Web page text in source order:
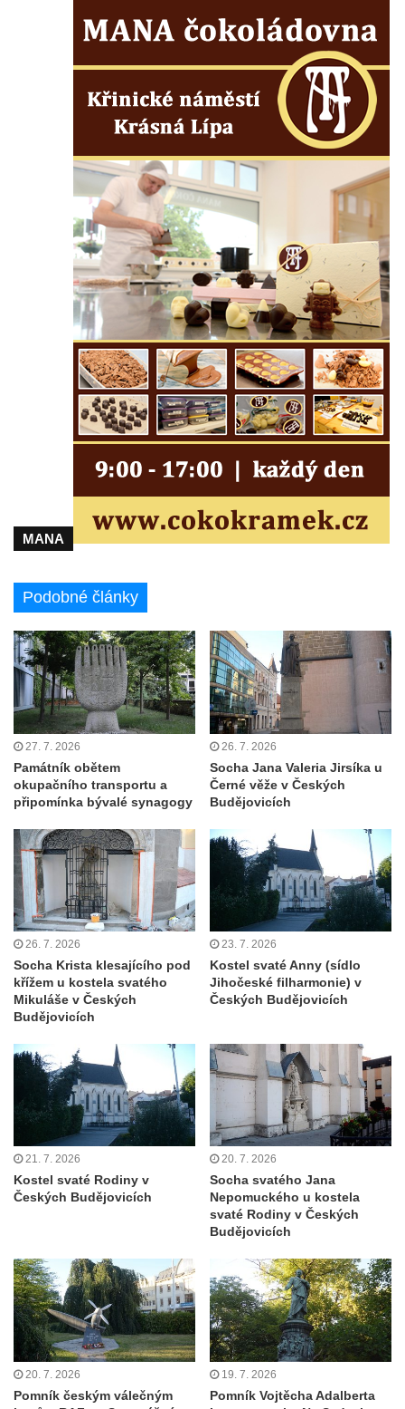
Kenotaf Václava Liprta na hřbitově v
Kenotaf Františka Malypetra na hřbitově v
Hrob Derbákových na hřbitově v Cítolibech
Hrob Františka Morkera na hřbitově v
Cítolibech
Hrob Josefa Fronka na hřbitově v Cítolibech
Hrob Jana Císarika na hřbitově v Cítolibech
Hrob Jana Legáta na hřbitově v Cítolibech
Hrob Karla Trenklera na hřbitově v
Cítolibech
Pamětní deska Jaroslava Lhotského na
zámku v Cítolibech
Pomník obětem 1. a 2. světové války před
zámkem v Cítolibech
Pomník na místě hrobu ruských vojáků z
napoleonských válek u silnice z Chlumčan
Hrob Antonína Švejdy na hřbitově v
Hrob Jaroslava Klicpery na hřbitově v
Chlumčanech
Hrob Josefa Bednáře na hřbitově v
Chlumčanech
Hrob Oldřicha Pokorného na hřbitově v
Chlumčanech
Hrob Antonína Krejcárka na hřbitově v
Chlumčanech
Hrob Josefa Fořta na hřbitově v
Hrob vojáků Rudé armády na hřbitově v
Chlumčanech
Hrob Arnošta a Václava Šůmových na
hřbitově v Chlumčanech
Pomník obětem 1. a 2. světové války v
Chlumčanech
Pomník obětem 1. a 2. světové války ve
Vlčím
Pomník obětem 1. a 2. světové války v
Blšanech u Loun
Hrob Františka Vozgy na hřbitově ve Veltěži
Hrob Josefa Lešáka na hřbitově ve Veltěži
Hrob Karla Salače na hřbitově ve Veltěži
Hrob Václava Roušara na hřbitově ve
Hrob Zdeňka Kalouše na hřbitově ve Veltěži
Hrob vojáka Rudé armády na hřbitově ve
Veltěži
Pamětní deska obětem 1. světové války u
vstupu na hřbitov ve Veltěži
Pomník obětem 1. světové války v
Konětopech
MANA
Podobné články
27. 7. 2026
Památník obětem
okupačního transportu a
připomínka bývalé synagogy
26. 7. 2026
Socha Jana Valeria Jirsíka u
Černé věže v Českých
Budějovicích
26. 7. 2026
Socha Krista klesajícího pod
křížem u kostela svatého
Mikuláše v Českých
Budějovicích
23. 7. 2026
Kostel svaté Anny (sídlo
Jihočeské filharmonie) v
Českých Budějovicích
21. 7. 2026
Kostel svaté Rodiny v
Českých Budějovicích
20. 7. 2026
Socha svatého Jana
Nepomuckého u kostela
svaté Rodiny v Českých
Budějovicích
20. 7. 2026
Pomník českým válečným
19. 7. 2026
Pomník Vojtěcha Adalberta